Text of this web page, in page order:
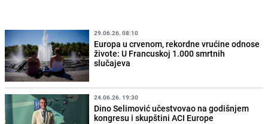
29.06.26. 08:10
Europa u crvenom, rekordne vrućine odnose
živote: U Francuskoj 1.000 smrtnih
slučajeva
24.06.26. 19:30
Dino Selimović učestvovao na godišnjem
kongresu i skupštini ACI Europe